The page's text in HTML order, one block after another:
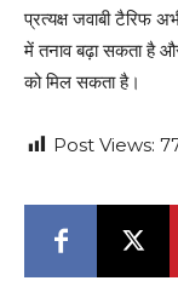
प्रत्यक्ष जवाबी टैरिफ
में तनाव बढ़ा सकता है
को मिल सकता है।
Post Views: